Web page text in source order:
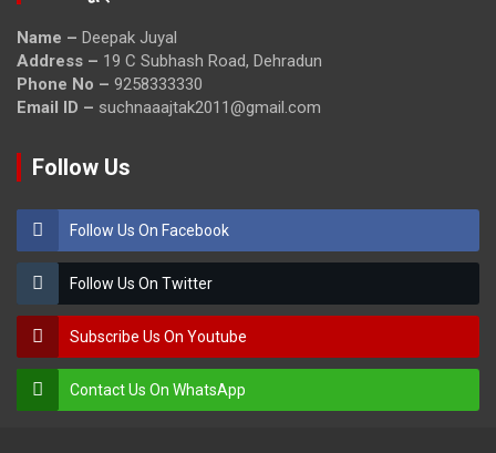
Name – Deepak Juyal
Address – 19 C Subhash Road, Dehradun
Phone No – 9258333330
Email ID – suchnaaajtak2011@gmail.com
Follow Us
Follow Us On Facebook
Follow Us On Twitter
Subscribe Us On Youtube
Contact Us On WhatsApp